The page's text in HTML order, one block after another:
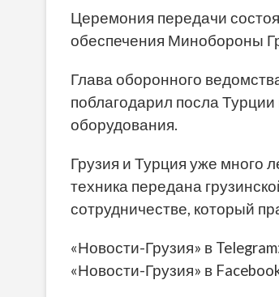
Церемония передачи
обеспечения Минобороны
Глава оборонного
поблагодарил посла
оборудования.
Грузия и Турция уже много
техника передана
сотрудничестве, который
«Новости-Грузия» в
«Новости-Грузия» в